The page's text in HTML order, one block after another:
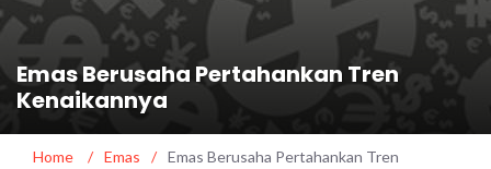
Emas Berusaha Pertahankan Tren
Kenaikannya
Home / Emas / Emas Berusaha Pertahankan Tren